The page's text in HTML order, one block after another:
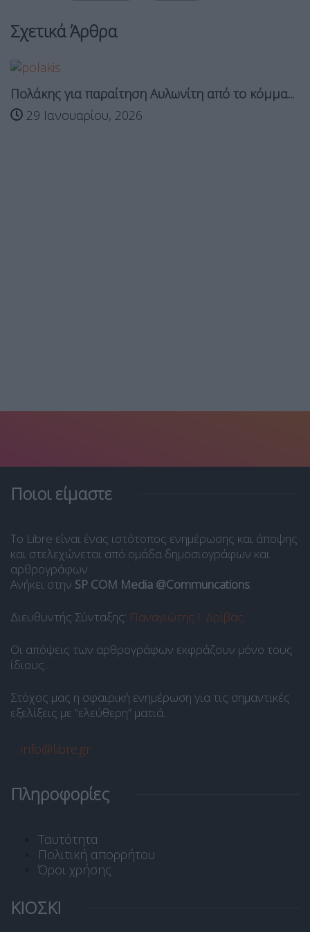
Σχετικά Άρθρα
Πολάκης για παραίτηση Αυλωνίτη από το κόμμα...
29 Ιανουαρίου, 2026
Ποιοι είμαστε
Το Libre είναι ένας ιστότοπος ενημέρωσης και άποψης
και στελεχώνεται από ομάδα δημοσιογράφων και
αρθρογράφων.
Ανήκει στην SP COM Media @Communcations.
Διευθυντής Σύνταξης: Παναγιώτης Ι. Δρίβας.
Οι απόψεις των αρθρογράφων εκφράζουν μόνο τους
ίδιους.
Στόχος μας η σφαιρική ενημέρωση για τις σημαντικές
εξελίξεις με “ελεύθερη” ματιά.
info@libre.gr
Πληροφορίες
Ταυτότητα
Πολιτική απορρήτου
Όροι χρήσης
ΚΙΟΣΚΙ